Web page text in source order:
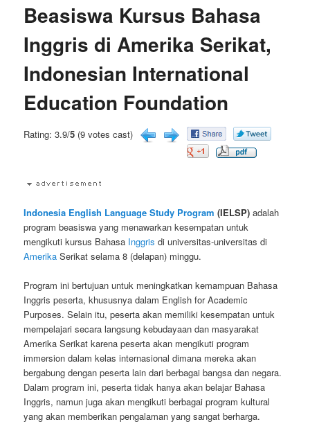
Beasiswa Kursus Bahasa
Inggris di Amerika Serikat,
Indonesian International
Education Foundation
Rating: 3.9/5 (9 votes cast)
Indonesia English Language Study Program (IELSP) adalah
program beasiswa yang menawarkan kesempatan untuk
mengikuti kursus Bahasa Inggris di universitas-universitas di
Amerika Serikat selama 8 (delapan) minggu.
Program ini bertujuan untuk meningkatkan kemampuan Bahasa
Inggris peserta, khususnya dalam English for Academic
Purposes. Selain itu, peserta akan memiliki kesempatan untuk
mempelajari secara langsung kebudayaan dan masyarakat
Amerika Serikat karena peserta akan mengikuti program
immersion dalam kelas internasional dimana mereka akan
bergabung dengan peserta lain dari berbagai bangsa dan negara.
Dalam program ini, peserta tidak hanya akan belajar Bahasa
Inggris, namun juga akan mengikuti berbagai program kultural
yang akan memberikan pengalaman yang sangat berharga.